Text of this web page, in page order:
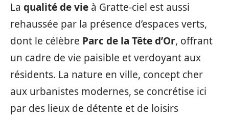
La qualité de vie à Gratte-ciel est aussi
rehaussée par la présence d’espaces verts,
dont le célèbre Parc de la Tête d’Or, offrant
un cadre de vie paisible et verdoyant aux
résidents. La nature en ville, concept cher
aux urbanistes modernes, se concrétise ici
par des lieux de détente et de loisirs